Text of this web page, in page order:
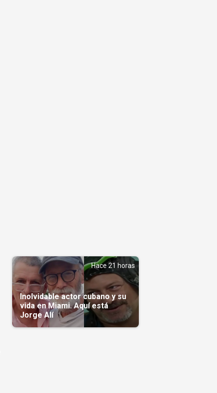
Hace 21 horas
Inolvidable actor cubano y su
vida en Miami. Aquí está
Jorge Alí